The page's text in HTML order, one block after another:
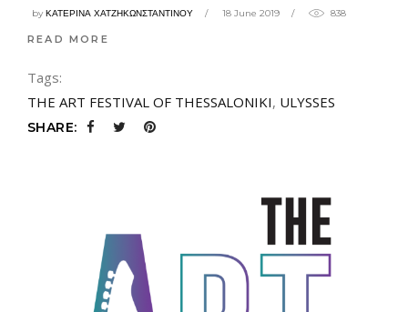
byΚΑΤΕΡΙΝΑ ΧΑΤΖΗΚΩΝΣΤΑΝΤΙΝΟΥ 18 June 2019 838
READ MORE
Tags:
THE ART FESTIVAL OF THESSALONIKI, ULYSSES
SHARE: